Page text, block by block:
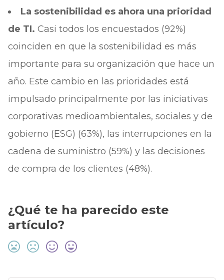
La sostenibilidad es ahora una prioridad
de TI. Casi todos los encuestados (92%)
coinciden en que la sostenibilidad es más
importante para su organización que hace un
año. Este cambio en las prioridades está
impulsado principalmente por las iniciativas
corporativas medioambientales, sociales y de
gobierno (ESG) (63%), las interrupciones en la
cadena de suministro (59%) y las decisiones
de compra de los clientes (48%).
¿Qué te ha parecido este
artículo?